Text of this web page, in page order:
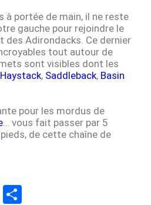
à portée de main, il ne reste
gauche pour rejoindre le
des Adirondacks. Ce dernier
tout autour de
sont visibles dont les
Haystack, Saddleback, Basin
pour les mordus de
… vous fait passer par 5
de cette chaîne de
M